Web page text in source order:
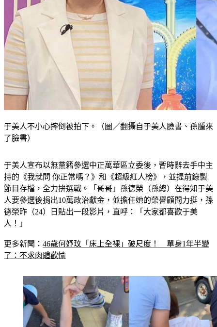
于美人不小心摔倒被拍下。（圖／翻攝自于美人臉書、孫腫來
了臉書）
于美人宣布以無黨籍參選中正萬華區立委後，暫時辭去手中主
持的《我就問 你正常嗎？》和《超級紅人榜》，並提前錄製
節目存檔，全力拚選戰。「哥哥」孫德榮（孫總）在得知于美
人要參選後捐出10萬政治獻金，並擔任她的榮譽顧問力挺，孫
德榮昨（24）日貼出一段影片，直呼：「大家都喜歡于美
人！」
更多新聞： 46歲何妤玟「床上全裸」破尺度！　單身1年半變
了：不求肉體歡愉